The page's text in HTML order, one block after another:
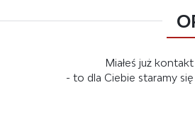
Miałeś już
- to dla Ciebie staramy